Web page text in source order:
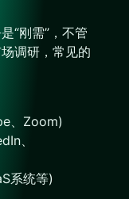
“刚需”，不管
调研，常见的
、Zoom)
、
系统等)